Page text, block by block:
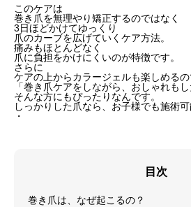
このケアは
巻き爪を無理やり矯正するのではなく
3日ほどかけてゆっくり
爪のカーブを広げていくケア方法。
痛みもほとんどなく
爪に負担をかけにくいのが特徴です。
さらに
ケアの上からカラージェルも楽しめる
「巻き爪ケアをしながら、おしゃれもし
そんな方にもぴったりなんです。
しっかりした爪なら、お子様でも施術可
・
目次
巻き爪は、なぜ起こるの？